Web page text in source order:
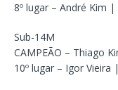
8º lugar – André Kim
Sub-14M
CAMPEÃO – Thiago
10º lugar – Igor Vieira